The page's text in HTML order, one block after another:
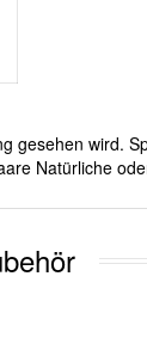
wird.
Natürliche